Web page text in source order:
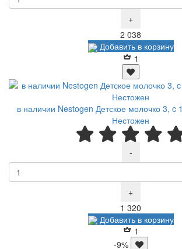
+
2 038
Добавить в корзину
1
в наличии Nestogen Детское молочко 3, c
Нестожен
-
+
1 320
Добавить в корзину
1
-9%